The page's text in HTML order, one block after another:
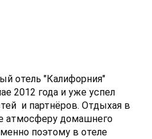
отель "Калифорния"
2012 года и уже успел
и партнёров. Отдыхая в
атмосферу домашнего
поэтому в отеле